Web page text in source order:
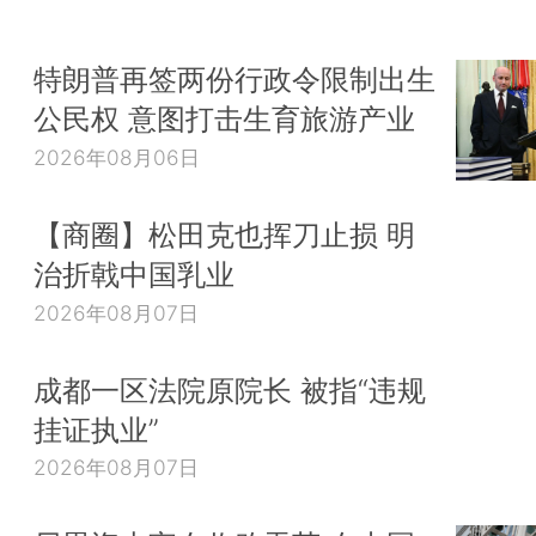
特朗普再签两份行政令限制出生
公民权 意图打击生育旅游产业
2026年08月06日
【商圈】松田克也挥刀止损 明
治折戟中国乳业
2026年08月07日
成都一区法院原院长 被指“违规
挂证执业”
2026年08月07日